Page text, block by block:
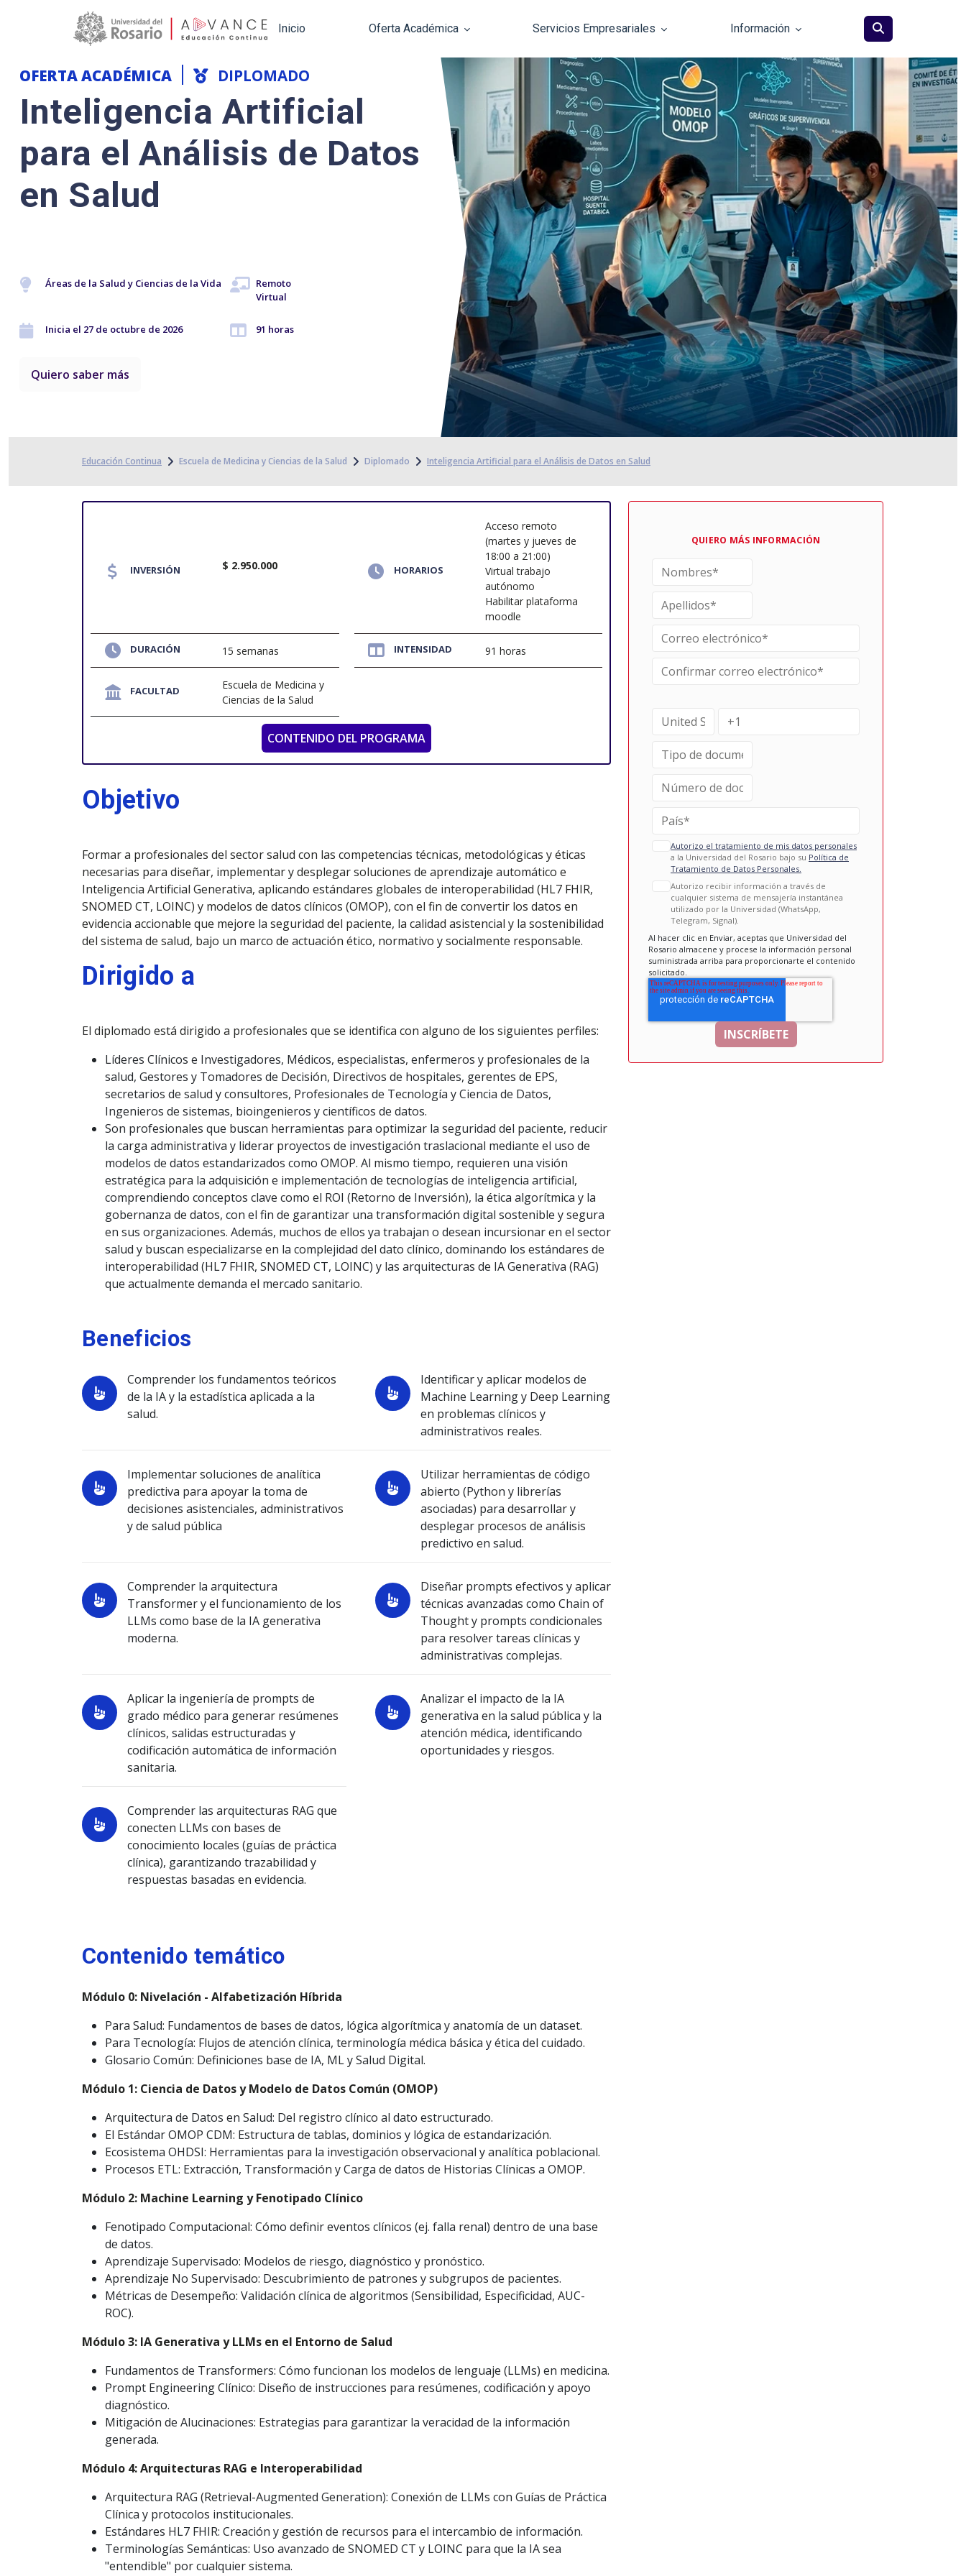
Pasar al contenido principal
Main navigation
Inicio Oferta Académica Servicios Empresariales Información
OFERTA ACADÉMICA DIPLOMADO
Inteligencia Artificial
para el Análisis de Datos
en Salud
Áreas de la Salud y Ciencias de la Vida
Remoto
Virtual
Inicia el 27 de octubre de 2026 91 horas
Quiero saber más
Educación Continua Escuela de Medicina y Ciencias de la Salud Diplomado Inteligencia Artificial para el Análisis de Datos en Salud
INVERSIÓN $ 2.950.000 HORARIOS
Acceso remoto
(martes y jueves de
18:00 a 21:00)
Virtual trabajo
autónomo
Habilitar plataforma
moodle
DURACIÓN 15 semanas INTENSIDAD 91 horas
FACULTAD
Escuela de Medicina y
Ciencias de la Salud
CONTENIDO DEL PROGRAMA
Objetivo
Formar a profesionales del sector salud con las competencias técnicas, metodológicas y éticas
necesarias para diseñar, implementar y desplegar soluciones de aprendizaje automático e
Inteligencia Artificial Generativa, aplicando estándares globales de interoperabilidad (HL7 FHIR,
SNOMED CT, LOINC) y modelos de datos clínicos (OMOP), con el fin de convertir los datos en
evidencia accionable que mejore la seguridad del paciente, la calidad asistencial y la sostenibilidad
del sistema de salud, bajo un marco de actuación ético, normativo y socialmente responsable.
Dirigido a
El diplomado está dirigido a profesionales que se identifica con alguno de los siguientes perfiles:
Líderes Clínicos e Investigadores, Médicos, especialistas, enfermeros y profesionales de la
salud, Gestores y Tomadores de Decisión, Directivos de hospitales, gerentes de EPS,
secretarios de salud y consultores, Profesionales de Tecnología y Ciencia de Datos,
Ingenieros de sistemas, bioingenieros y científicos de datos.
Son profesionales que buscan herramientas para optimizar la seguridad del paciente, reducir
la carga administrativa y liderar proyectos de investigación traslacional mediante el uso de
modelos de datos estandarizados como OMOP. Al mismo tiempo, requieren una visión
estratégica para la adquisición e implementación de tecnologías de inteligencia artificial,
comprendiendo conceptos clave como el ROI (Retorno de Inversión), la ética algorítmica y la
gobernanza de datos, con el fin de garantizar una transformación digital sostenible y segura
en sus organizaciones. Además, muchos de ellos ya trabajan o desean incursionar en el sector
salud y buscan especializarse en la complejidad del dato clínico, dominando los estándares de
interoperabilidad (HL7 FHIR, SNOMED CT, LOINC) y las arquitecturas de IA Generativa (RAG)
que actualmente demanda el mercado sanitario.
Beneficios
Comprender los fundamentos teóricos
de la IA y la estadística aplicada a la
salud.
Identificar y aplicar modelos de
Machine Learning y Deep Learning
en problemas clínicos y
administrativos reales.
Implementar soluciones de analítica
predictiva para apoyar la toma de
decisiones asistenciales, administrativos
y de salud pública
Utilizar herramientas de código
abierto (Python y librerías
asociadas) para desarrollar y
desplegar procesos de análisis
predictivo en salud.
Comprender la arquitectura
Transformer y el funcionamiento de los
LLMs como base de la IA generativa
moderna.
Diseñar prompts efectivos y aplicar
técnicas avanzadas como Chain of
Thought y prompts condicionales
para resolver tareas clínicas y
administrativas complejas.
Aplicar la ingeniería de prompts de
grado médico para generar resúmenes
clínicos, salidas estructuradas y
codificación automática de información
sanitaria.
Analizar el impacto de la IA
generativa en la salud pública y la
atención médica, identificando
oportunidades y riesgos.
Comprender las arquitecturas RAG que
conecten LLMs con bases de
conocimiento locales (guías de práctica
clínica), garantizando trazabilidad y
respuestas basadas en evidencia.
Contenido temático
Módulo 0: Nivelación - Alfabetización Híbrida
Para Salud: Fundamentos de bases de datos, lógica algorítmica y anatomía de un dataset.
Para Tecnología: Flujos de atención clínica, terminología médica básica y ética del cuidado.
Glosario Común: Definiciones base de IA, ML y Salud Digital.
Módulo 1: Ciencia de Datos y Modelo de Datos Común (OMOP)
Arquitectura de Datos en Salud: Del registro clínico al dato estructurado.
El Estándar OMOP CDM: Estructura de tablas, dominios y lógica de estandarización.
Ecosistema OHDSI: Herramientas para la investigación observacional y analítica poblacional.
Procesos ETL: Extracción, Transformación y Carga de datos de Historias Clínicas a OMOP.
Módulo 2: Machine Learning y Fenotipado Clínico
Fenotipado Computacional: Cómo definir eventos clínicos (ej. falla renal) dentro de una base
de datos.
Aprendizaje Supervisado: Modelos de riesgo, diagnóstico y pronóstico.
Aprendizaje No Supervisado: Descubrimiento de patrones y subgrupos de pacientes.
Métricas de Desempeño: Validación clínica de algoritmos (Sensibilidad, Especificidad, AUC-
ROC).
Módulo 3: IA Generativa y LLMs en el Entorno de Salud
Fundamentos de Transformers: Cómo funcionan los modelos de lenguaje (LLMs) en medicina.
Prompt Engineering Clínico: Diseño de instrucciones para resúmenes, codificación y apoyo
diagnóstico.
Mitigación de Alucinaciones: Estrategias para garantizar la veracidad de la información
generada.
Módulo 4: Arquitecturas RAG e Interoperabilidad
Arquitectura RAG (Retrieval-Augmented Generation): Conexión de LLMs con Guías de Práctica
Clínica y protocolos institucionales.
Estándares HL7 FHIR: Creación y gestión de recursos para el intercambio de información.
Terminologías Semánticas: Uso avanzado de SNOMED CT y LOINC para que la IA sea
"entendible" por cualquier sistema.
QUIERO MÁS INFORMACIÓN
Autorizo el tratamiento de mis datos personales
a la Universidad del Rosario bajo su Política de
Tratamiento de Datos Personales.
Autorizo recibir información a través de
cualquier sistema de mensajería instantánea
utilizado por la Universidad (WhatsApp,
Telegram, Signal).
Al hacer clic en Enviar, aceptas que Universidad del
Rosario almacene y procese la información personal
suministrada arriba para proporcionarte el contenido
solicitado.